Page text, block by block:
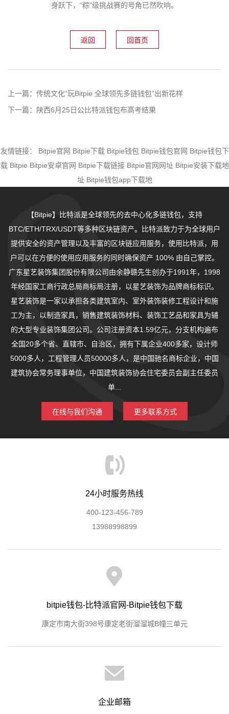
身跃下，“粽”级挑战赛的号角已然吹响。
返回 回首页
上一篇： 传统文化“玩Bitpie 全球领先多链钱包”出新花样
下一篇：
陕西6月25日公比特派钱包布高考结果
友情链接： Bitpie官网 Bitpie下载 Bitpie钱包 Bitpie钱包官网 Bitpie钱包下
载 Bitpie Bitpie安卓官网 Bitpie下载链接 Bitpie官网网址 Bitpie安装下载地
址 Bitpie钱包app下载地
【Bitpie】比特派是全球领先的去中心化多链钱包，支持
BTC/ETH/TRX/USDT等多种区块链资产。比特派致力于为全球用户
提供安全的资产管理以及丰富的区块链应用服务，使用比特派，用
户可以在方便的使用应用服务的同时确保资产 100% 由自己掌控。
广东星艺装饰集团股份有限公司由余静赣先生创办于1991年，1998
年经国家工商行政总局商标局注册，以星艺装饰为品牌商标标识。
星艺装饰是一家以承担各类建筑室内、室外装饰装修工程设计和施
工为主，以制造家具，销售建筑装饰材料、装饰工艺品和家具为辅
的大型专业装饰集团公司。公司注册资本1.59亿元，分支机构遍布
全国20多个省、直辖市、自治区，拥有下属企业400多家，设计师
5000多人，工程管理人员50000多人，是中国驰名商标企业，中国
建筑协会常务理事单位，中国建筑装饰协会住宅委员会副主任委员
单...
在线与我们沟通 更多联系方式
24小时服务热线
400-123-456-789
13988998899
bitpie钱包-比特派官网-Bitpie钱包下载
康定市南大街398号康定老街溜溜城B幢三单元
企业邮箱